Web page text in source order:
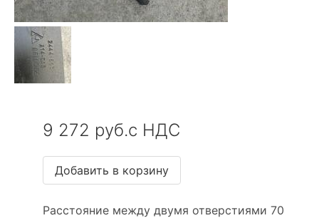
9 272 руб.с НДС
Расстояние между двумя отверстиями 70